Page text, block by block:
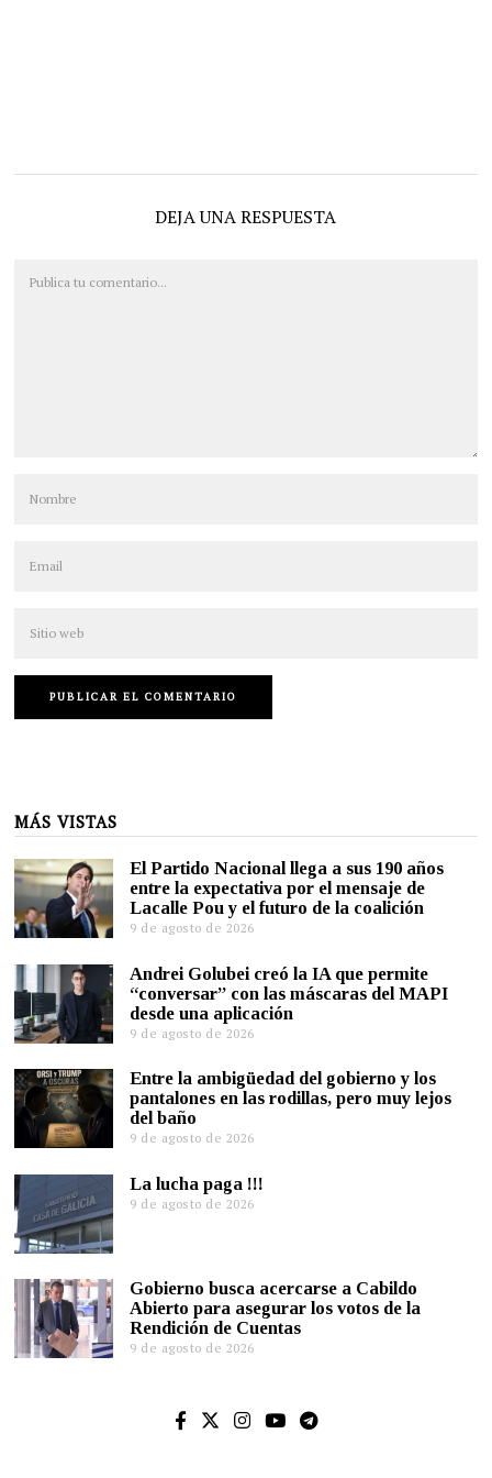
DEJA UNA RESPUESTA
MÁS VISTAS
El Partido Nacional llega a sus 190 años
entre la expectativa por el mensaje de
Lacalle Pou y el futuro de la coalición
9 de agosto de 2026
Andrei Golubei creó la IA que permite
“conversar” con las máscaras del MAPI
desde una aplicación
9 de agosto de 2026
Entre la ambigüedad del gobierno y los
pantalones en las rodillas, pero muy lejos
del baño
9 de agosto de 2026
La lucha paga !!!
9 de agosto de 2026
Gobierno busca acercarse a Cabildo
Abierto para asegurar los votos de la
Rendición de Cuentas
9 de agosto de 2026